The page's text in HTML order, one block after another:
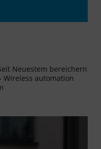
Neuestem bereichern
Wireless automation